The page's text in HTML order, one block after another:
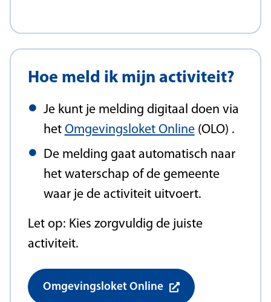
Hoe meld ik mijn activiteit?
Je kunt je melding digitaal doen via
het Omgevingsloket Online(OLO) .
De melding gaat automatisch naar
het waterschap of de gemeente
waar je de activiteit uitvoert.
Let op: Kies zorgvuldig de juiste
activiteit.
Omgevingsloket Online